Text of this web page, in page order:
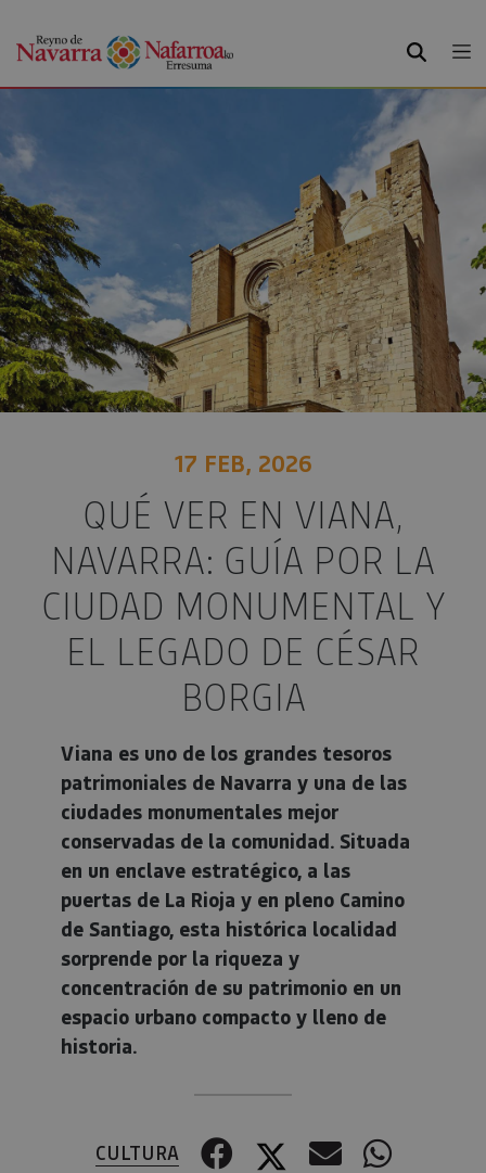
BUSCAR
17 FEB, 2026
QUÉ VER EN VIANA,
NAVARRA: GUÍA POR LA
CIUDAD MONUMENTAL Y
EL LEGADO DE CÉSAR
BORGIA
Viana es uno de los grandes tesoros
patrimoniales de Navarra y una de las
ciudades monumentales mejor
conservadas de la comunidad. Situada
en un enclave estratégico, a las
puertas de La Rioja y en pleno Camino
de Santiago, esta histórica localidad
sorprende por la riqueza y
concentración de su patrimonio en un
espacio urbano compacto y lleno de
historia.
CULTURA Facebook
Twitter
Correo